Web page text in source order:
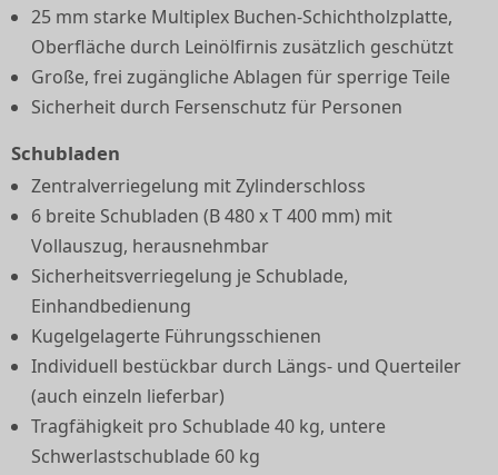
25 mm starke Multiplex Buchen-Schichtholzplatte,
Oberfläche durch Leinölfirnis zusätzlich geschützt
Große, frei zugängliche Ablagen für sperrige Teile
Sicherheit durch Fersenschutz für Personen
Schubladen
Zentralverriegelung mit Zylinderschloss
6 breite Schubladen (B 480 x T 400 mm) mit
Vollauszug, herausnehmbar
Sicherheitsverriegelung je Schublade,
Einhandbedienung
Kugelgelagerte Führungsschienen
Individuell bestückbar durch Längs- und Querteiler
(auch einzeln lieferbar)
Tragfähigkeit pro Schublade 40 kg, untere
Schwerlastschublade 60 kg